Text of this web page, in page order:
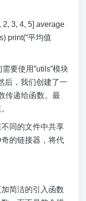
2, 3, 4, 5] average
print(“平均值
要使用”utils”模块
后，我们创建了一
传递给函数。最
同的文件中共享
的链接器，将代
简洁的引入函数